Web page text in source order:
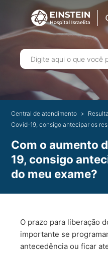
Central de atendimento
Covid-19, consigo antecipar os
Com o aumento
19, consigo
do meu exame?
O prazo para liberação
importante se
antecedência ou ficar